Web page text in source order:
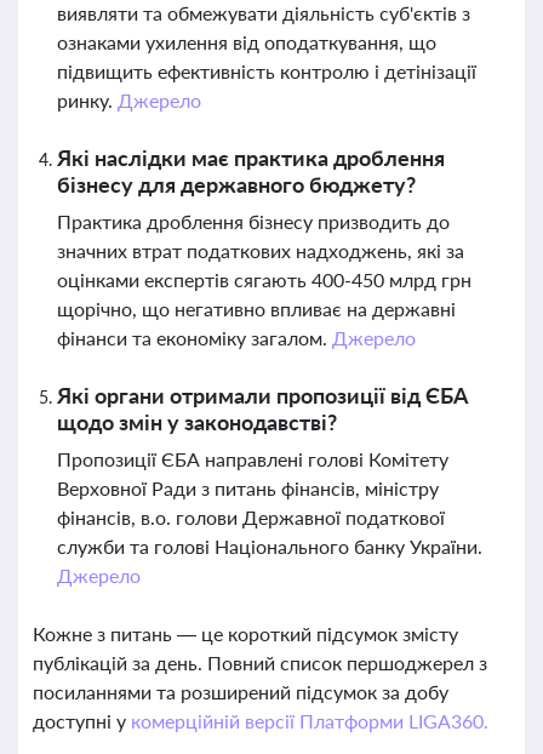
виявляти та обмежувати діяльність суб'єктів з
ознаками ухилення від оподаткування, що
підвищить ефективність контролю і детінізації
ринку. Джерело
Які наслідки має практика дроблення
бізнесу для державного бюджету?
Практика дроблення бізнесу призводить до
значних втрат податкових надходжень, які за
оцінками експертів сягають 400-450 млрд грн
щорічно, що негативно впливає на державні
фінанси та економіку загалом. Джерело
Які органи отримали пропозиції від ЄБА
щодо змін у законодавстві?
Пропозиції ЄБА направлені голові Комітету
Верховної Ради з питань фінансів, міністру
фінансів, в.о. голови Державної податкової
служби та голові Національного банку України.
Джерело
Кожне з питань — це короткий підсумок змісту
публікацій за день. Повний список першоджерел з
посиланнями та розширений підсумок за добу
доступні у комерційній версії Платформи LIGA360.